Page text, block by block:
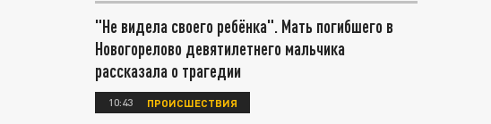
"Не видела своего ребёнка". Мать погибшего в
Новогорелово девятилетнего мальчика
рассказала о трагедии
10:43 ПРОИСШЕСТВИЯ